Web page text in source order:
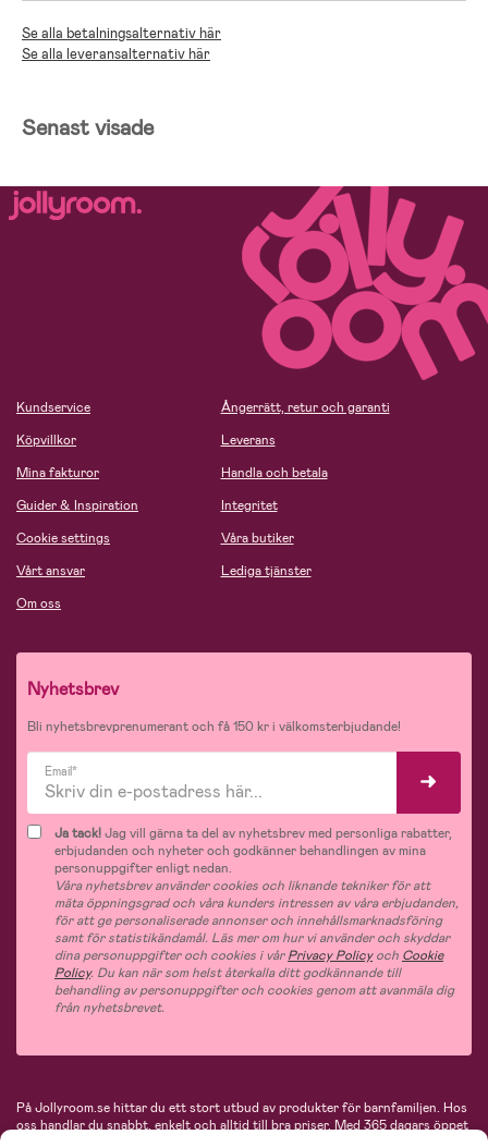
Se alla betalningsalternativ här
Se alla leveransalternativ här
Senast visade
Kundservice
Köpvillkor
Mina fakturor
Guider & Inspiration
Cookie settings
Vårt ansvar
Om oss
Ångerrätt, retur och garanti
Leverans
Handla och betala
Integritet
Våra butiker
Lediga tjänster
Nyhetsbrev
Bli nyhetsbrevprenumerant och få 150 kr i välkomsterbjudande!
Email*
Ja tack!Jag vill gärna ta del av nyhetsbrev med personliga rabatter,
erbjudanden och nyheter och godkänner behandlingen av mina
personuppgifter enligt nedan.
Våra nyhetsbrev använder cookies och liknande tekniker för att
mäta öppningsgrad och våra kunders intressen av våra erbjudanden,
för att ge personaliserade annonser och innehållsmarknadsföring
samt för statistikändamål. Läs mer om hur vi använder och skyddar
dina personuppgifter och cookies i vårPrivacy Policyoch Cookie
Policy. Du kan när som helst återkalla ditt godkännande till
behandling av personuppgifter och cookies genom att avanmäla dig
från nyhetsbrevet.
På Jollyroom.se hittar du ett stort utbud av produkter för barnfamiljen. Hos
oss handlar du snabbt, enkelt och alltid till bra priser.Med 365 dagars öppet